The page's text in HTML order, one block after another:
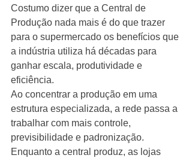
Costumo dizer que a Central de
Produção nada mais é do que trazer
para o supermercado os benefícios que
a indústria utiliza há décadas para
ganhar escala, produtividade e
eficiência.
Ao concentrar a produção em uma
estrutura especializada, a rede passa a
trabalhar com mais controle,
previsibilidade e padronização.
Enquanto a central produz, as lojas